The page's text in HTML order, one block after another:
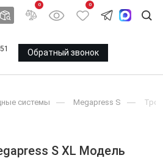
0 0
Обратный звонок
системы Megapress S
S XL Модель